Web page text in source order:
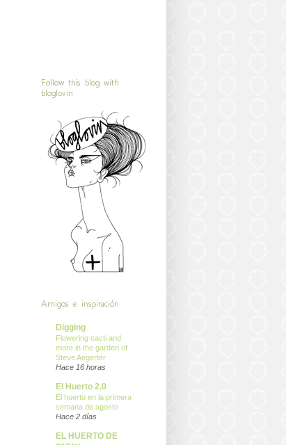
Follow this blog with
bloglovin
Amigos e inspiración
Digging
Flowering cacti and
more in the garden of
Steve Aegerter
Hace 16 horas
El Huerto 2.0
El huerto en la primera
semana de agosto
Hace 2 días
EL HUERTO DE